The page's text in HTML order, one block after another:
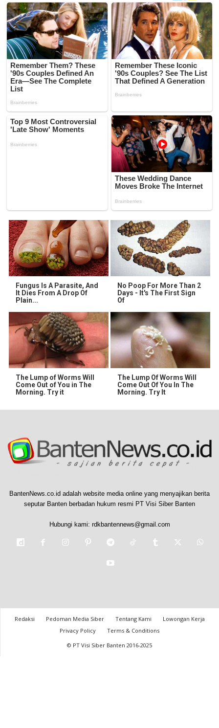
Fungus Is A Parasite, And
It Dies From A Drop Of
Plain...
No Poop For More Than 2
Days - It's The First Sign
Of
The Lump of Worms Will
Come Out of You in The
Morning. Try it
The Lump Of Worms Will
Come Out Of You In The
Morning. Try It
BantenNews.co.id adalah website media online yang menyajikan berita
seputar Banten berbadan hukum resmi PT Visi Siber Banten
Hubungi kami: rdkbantennews@gmail.com
Redaksi Pedoman Media Siber Tentang Kami
Lowongan Kerja
Privacy Policy
Terms & Conditions
© PT Visi Siber Banten 2016-2025